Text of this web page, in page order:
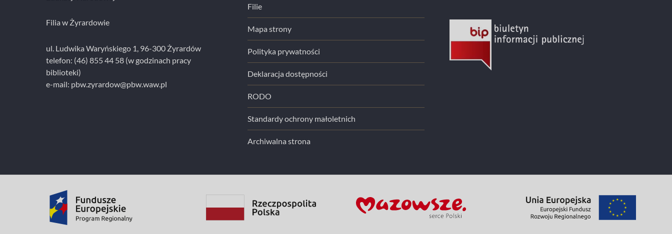
Filia w Żyrardowie
ul. Ludwika Waryńskiego 1, 96-300 Żyrardów
telefon: (46) 855 44 58 (w godzinach pracy
biblioteki)
e-mail: pbw.zyrardow@pbw.waw.pl
Filie
Mapa strony
Polityka prywatności
Deklaracja dostępności
RODO
Standardy ochrony małoletnich
Archiwalna strona